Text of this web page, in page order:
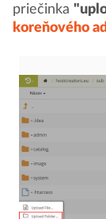
priečinka
koreňového